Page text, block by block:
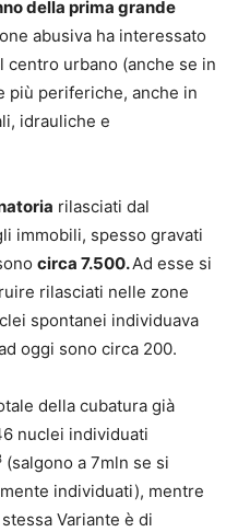
della prima grande
abusiva ha interessato
urbano (anche se in
più periferiche, anche in
idrauliche e
rilasciati dal
immobili, spesso gravati
circa 7.500.Ad esse si
rilasciati nelle zone
spontanei individuava
oggi sono circa 200.
della cubatura già
nuclei individuati
(salgono a 7mln se si
individuati), mentre
Variante è di